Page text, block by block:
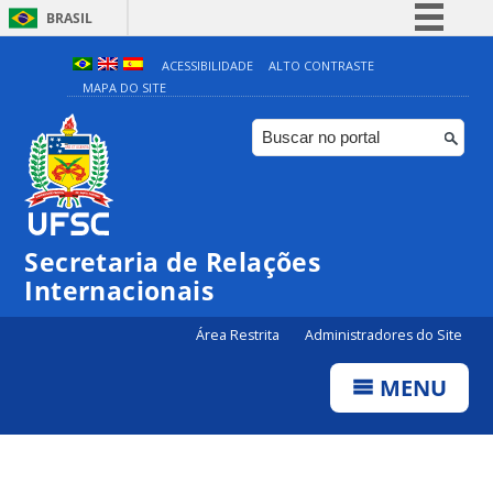
BRASIL
Simplifique!
Comunica BR
Participe
ACESSIBILIDADE
ALTO CONTRASTE
MAPA DO SITE
Secretaria de Relações
Internacionais
Área Restrita Administradores do Site
MENU